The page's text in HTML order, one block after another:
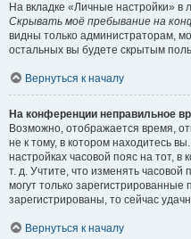
На вкладке «Личные настройки»
Скрывать моё пребывание на
видны только администраторам,
остальных вы будете скрытым
Вернуться к началу
На конференции неправильное
Возможно, отображается время,
не к тому, в котором находитесь
настройках часовой пояс на тот, в
т. д. Учтите, что изменять часовой
могут только зарегистрированные
зарегистрированы, то сейчас
Вернуться к началу